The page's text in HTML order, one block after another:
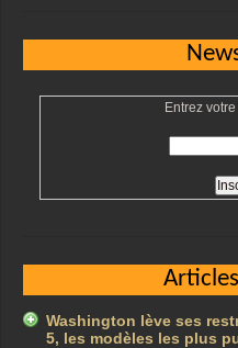
Entrez
Washington lève ses
5, les modèles les plus